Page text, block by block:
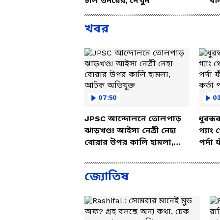
সরকারের যেসব সুপারিশ ও
রাজ্যে গত কয়েক বছরে ঘটে
নারী ও শিশু নির্যাতন দমন
সমাপ্তি চট্টোপাধ্যায়কে। এছাড়াও
খবর
07:50
JPSC আন্দোলনে তোলপাড়
ঝাড়খণ্ড! আইসা নেত্রী নেহা
বোরার উপর কালি হামলা,
গ্যাং
পর্দা
জ্যোতিষ